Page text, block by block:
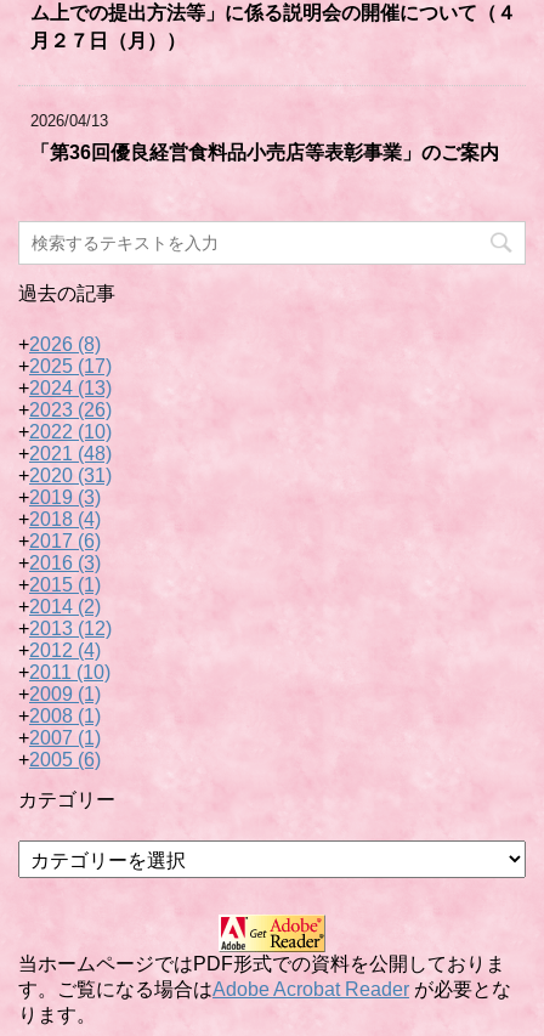
ム上での提出方法等」に係る説明会の開催について（４
月２７日（月））
2026/04/13
「第36回優良経営食料品小売店等表彰事業」のご案内
過去の記事
+2026 (8)
+2025 (17)
+2024 (13)
+2023 (26)
+2022 (10)
+2021 (48)
+2020 (31)
+2019 (3)
+2018 (4)
+2017 (6)
+2016 (3)
+2015 (1)
+2014 (2)
+2013 (12)
+2012 (4)
+2011 (10)
+2009 (1)
+2008 (1)
+2007 (1)
+2005 (6)
カテゴリー
テ
ー
当ホームページではPDF形式での資料を公開しておりま
す。ご覧になる場合はAdobe Acrobat Reader が必要とな
ります。